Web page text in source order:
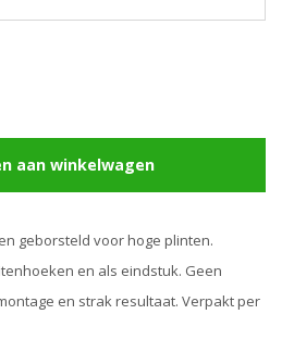
aan winkelwagen
geborsteld voor hoge plinten.
en als eindstuk. Geen
en strak resultaat. Verpakt per